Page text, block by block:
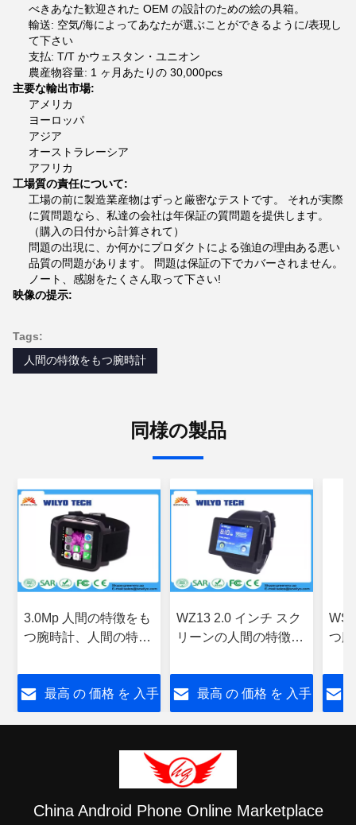
べきあなた歓迎された OEM の設計のための絵の具箱。
輸送: 空気/海によってあなたが選ぶことができるように/表現し
て下さい
支払: T/T かウェスタン・ユニオン
農産物容量: 1 ヶ月あたりの 30,000pcs
主要な輸出市場:
アメリカ
ヨーロッパ
アジア
オーストラレーシア
アフリカ
工場質の責任について:
工場の前に製造業産物はずっと厳密なテストです。 それが実際
に質問題なら、私達の会社は年保証の質問題を提供します。
（購入の日付から計算されて）
問題の出現に、か何かにプロダクトによる強迫の理由ある悪い
品質の問題があります。 問題は保証の下でカバーされません。
ノート、感謝をたくさん取って下さい!
映像の提示:
Tags:
人間の特徴をもつ腕時計
同様の製品
3.0Mp 人間の特徴をも
つ腕時計、人間の特徴
WZ15 1.54 インチのビ
デオ雑談のタッチ画面
最高 の 価格 を 入手
WZ13 2.0 インチ スク
リーンの人間の特徴を
間の特徴をもつ 3g を
選別します
最高 の 価格 を 入手
つ
話
ド
China Android Phone Online Marketplace